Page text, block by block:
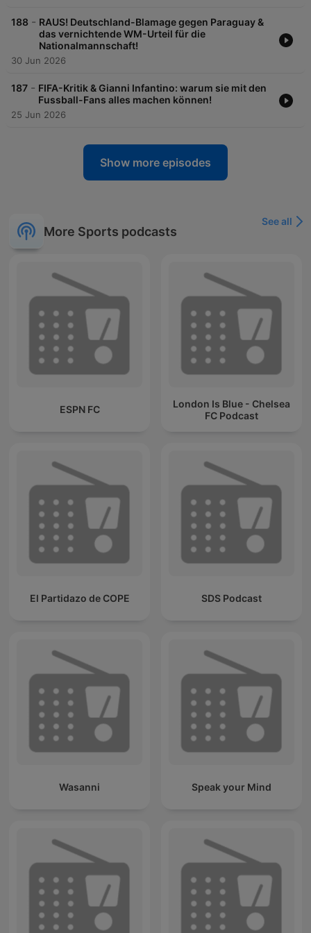
188 - RAUS! Deutschland-Blamage gegen Paraguay &
das vernichtende WM-Urteil für die
Nationalmannschaft!
30 Jun 2026
187 - FIFA-Kritik & Gianni Infantino: warum sie mit den
Fussball-Fans alles machen können!
25 Jun 2026
Show more episodes
More Sports podcasts
See all
ESPN FC
London Is Blue - Chelsea
FC Podcast
El Partidazo de COPE SDS Podcast
Wasanni Speak your Mind